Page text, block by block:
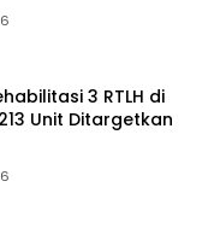
3 RTLH di
Unit Ditargetkan